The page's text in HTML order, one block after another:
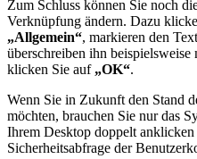
Zum Schluss können Sie noch
Verknüpfung ändern. Dazu
„Allgemein“, markieren den Text
überschreiben ihn beispielsweise
klicken Sie auf „OK“.
Wenn Sie in Zukunft den Stand
möchten, brauchen Sie nur das
Ihrem Desktop doppelt
Sicherheitsabfrage der